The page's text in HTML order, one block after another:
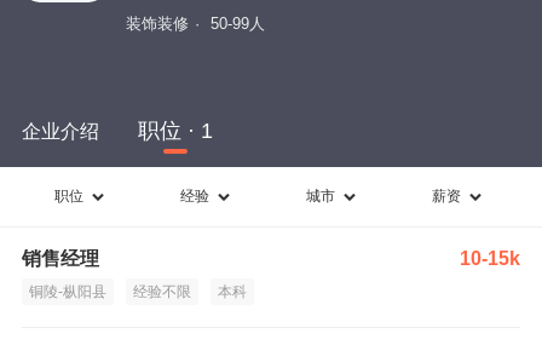
装饰装修 50-99人
企业介绍 职位 · 1
职位 经验 城市 薪资
销售经理 10-15k
铜陵-枞阳县 经验不限 本科